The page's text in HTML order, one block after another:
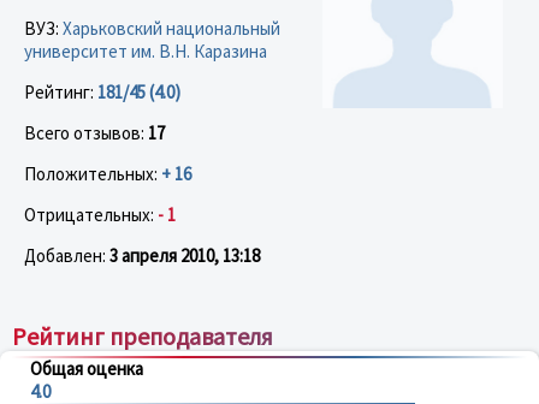
ВУЗ: Харьковский национальный
университет им. В.Н. Каразина
Рейтинг: 181/45 (4.0)
Всего отзывов: 17
Положительных: + 16
Отрицательных: - 1
Добавлен: 3 апреля 2010, 13:18
Рейтинг преподавателя
Общая оценка
4.0